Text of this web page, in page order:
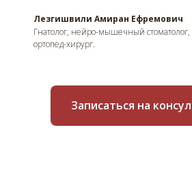
Лезгишвили Амиран Ефремович
Гнатолог, нейро-мышечный стоматолог,
ортопед-хирург.
Записаться на